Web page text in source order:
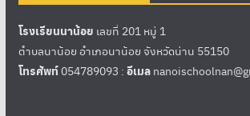
โรงเรียนนาน้อย เลขที่ 201 หมู่ 1
ตำบลนาน้อย อำเภอนาน้อย จังหวัดน่าน 55150
โทรศัพท์054789093 : อีเมล